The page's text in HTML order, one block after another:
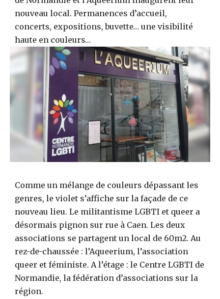
nouveau local. Permanences d’accueil,
concerts, expositions, buvette… une visibilité
haute en couleurs…
Comme un mélange de couleurs dépassant les
genres, le violet s’affiche sur la façade de ce
nouveau lieu. Le militantisme LGBTI et queer a
désormais pignon sur rue à Caen. Les deux
associations se partagent un local de 60m2. Au
rez-de-chaussée : l’Aqueerium, l’association
queer et féministe. A l’étage : le Centre LGBTI de
Normandie, la fédération d’associations sur la
région.